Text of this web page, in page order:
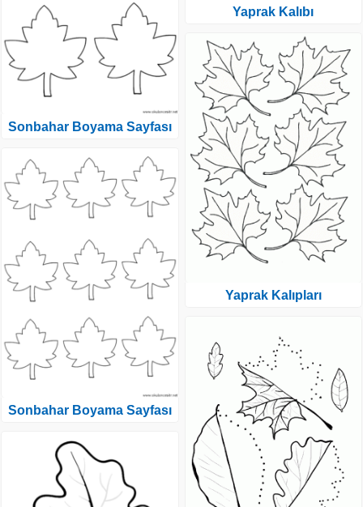
Sonbahar Boyama Sayfası
Sonbahar Boyama Sayfası
Yaprak Kalıbı
Yaprak Kalıpları